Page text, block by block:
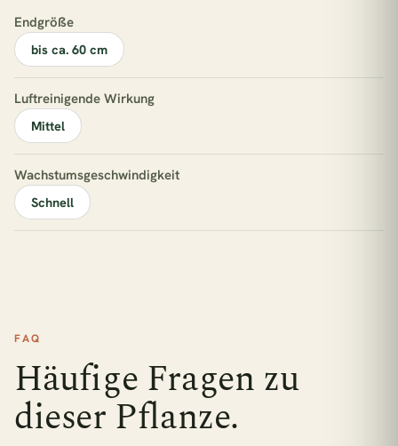
Endgröße
bis ca. 60 cm
Luftreinigende Wirkung
Mittel
Wachstumsgeschwindigkeit
Schnell
FAQ
Häufige Fragen zu
dieser Pflanze.